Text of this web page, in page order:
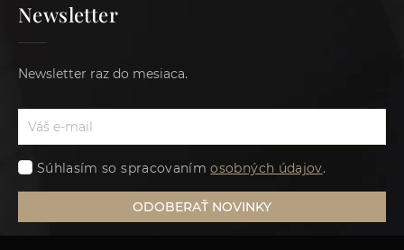
Newsletter
Newsletter raz do mesiaca.
Súhlasím so spracovanímosobných údajov.
ODOBERAŤ NOVINKY